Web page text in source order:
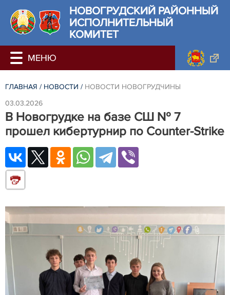
НОВОГРУДСКИЙ РАЙОННЫЙ
ИСПОЛНИТЕЛЬНЫЙ
КОМИТЕТ
ГЛАВНАЯ / НОВОСТИ / НОВОСТИ НОВОГРУДЧИНЫ
03.03.2026
В Новогрудке на базе СШ № 7
прошел кибертурнир по Counter-Strike